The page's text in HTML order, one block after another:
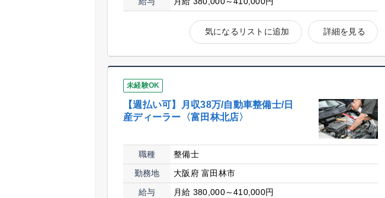
詳細を見る
気になるリストに追加
未経験OK
【週払い可】月収38万/自動車整備士/日
産ディーラー〈富田林北店〉
職種
整備士
勤務地
大阪府 富田林市
給与
月給 380,000～410,000円